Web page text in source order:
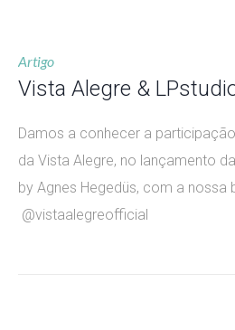
Artigo
Vista Alegre &
Damos a conhecer a
da Vista Alegre, no lançamento
by Agnes Hegedüs, com a nossa
@vistaalegreofficial